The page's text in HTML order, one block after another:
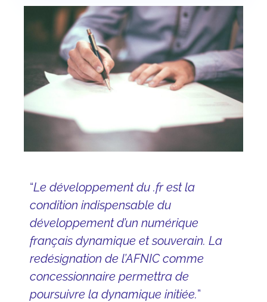
“Le développement du .fr est la
condition indispensable du
développement d’un numérique
français dynamique et souverain. La
redésignation de l’AFNIC comme
concessionnaire permettra de
poursuivre la dynamique initiée.”